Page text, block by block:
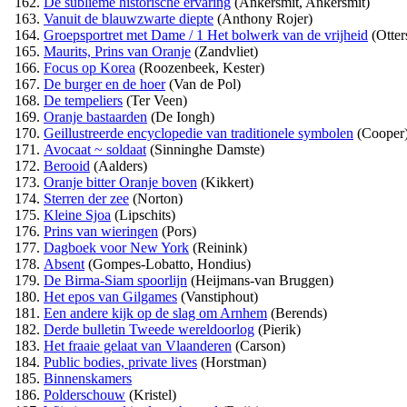
Vanuit de blauwzwarte diepte (Anthony Rojer)
Groepsportret met Dame / 1 Het bolwerk van de vrijheid
Maurits, Prins van Oranje (Zandvliet)
Focus op Korea (Roozenbeek, Kester)
De burger en de hoer(Van de Pol)
De tempeliers (Ter Veen)
Oranje bastaarden (De Iongh)
Geillustreerde encyclopedie van traditionele symbolen
Avocaat ~ soldaat (Sinninghe Damste)
Berooid (Aalders)
Oranje bitter Oranje boven (Kikkert)
Sterren der zee (Norton)
Kleine Sjoa (Lipschits)
Prins van wieringen (Pors)
Dagboek voor New York (Reinink)
Absent (Gompes-Lobatto, Hondius)
De Birma-Siam spoorlijn (Heijmans-van Bruggen)
Het epos van Gilgames (Vanstiphout)
Een andere kijk op de slag om Arnhem (Berends)
Derde bulletin Tweede wereldoorlog (Pierik)
Het fraaie gelaat van Vlaanderen (Carson)
Public bodies, private lives (Horstman)
Binnenskamers
Polderschouw (Kristel)